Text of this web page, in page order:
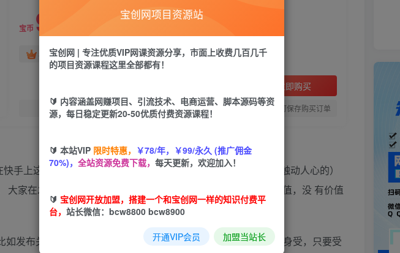
宝币 9.9
年卡会员免费 永久会员免费
立即购买
您当前未登录！建议登陆后购买，可保存购买订单
手上这个价值包括搞笑、技能 等，能让人羡慕崇拜的，真正能触动人心的）
大家在发布作品的时候，应该分析这个作品能为大家提供什么价值，没 有价值
发布关于孝顺父母的作品，相 信绝大部分孝顺的人，都会感同身受，只要受
宝创网项目资源站
宝创网 | 专注优质VIP网课资源分享，市面上收费几百几千
的项目资源课程这里全部都有！
🔰 内容涵盖网赚项目、引流技术、电商运营、脚本源码等资
源，每日稳定更新20-50优质付费资源课程！
🔰 本站VIP 限时特惠， ￥78/年，￥99/永久 (推广佣金
70%)， 全站资源免费下载， 每天更新，欢迎加入！
🔰 宝创网开放加盟，搭建一个和宝创网一样的知识付费平
台， 站长微信：bcw8800 bcw8900
开通VIP会员 加盟当站长